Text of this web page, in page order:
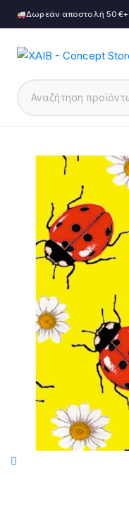
Δωρεάν αποστολή 50€+